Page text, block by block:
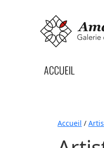
ACCUEIL
Accueil /